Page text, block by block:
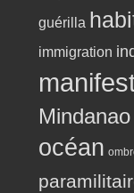
guérilla
immigration
Mindanao
océan